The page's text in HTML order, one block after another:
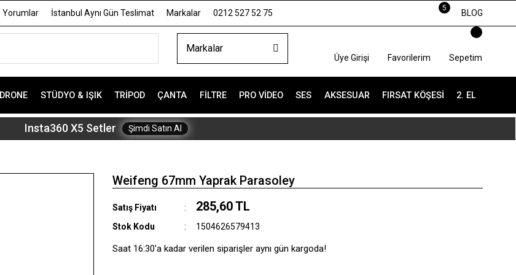
Yorumlar İstanbul Aynı Gün Teslimat Markalar 0212 527 52 75
5
BLOG
Markalar
Üye Girişi Favorilerim Sepetim
DRONE STÜDYO & IŞIK TRIPOD ÇANTA FILTRE PRO VIDEO SES AKSESUAR FIRSAT KÖŞESI 2. EL
Insta360 X5 Setler Şimdi Satın Al
Weifeng 67mm Yaprak Parasoley
Satış Fiyatı 285,60 TL
Stok Kodu 1504626579413
Saat 16:30'a kadar verilen siparişler aynı gün kargoda!